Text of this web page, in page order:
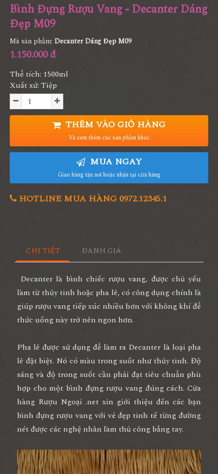
Bình Đựng Rượu Vang - Decanter Dáng
Đẹp M09
Mã sản phẩm: Decanter Dáng Đẹp M09
1.150.000 đ
Thể tích: 1500ml
Xuất xứ: Tiệp
THÊM VÀO GIỎ HÀNG
Và xem thêm các sản phẩm khác
MUA NGAY
Giao hàng tận nơi hoặc nhận tại cửa hàng
HOTLINE MUA HÀNG 0972.12345.1
CHI TIẾT ĐÁNH GIÁ
Decanter là bình chiếc rượu vang, được chủ yếu
làm từ thủy tinh hoặc pha lê, có công dụng chính là
giúp rượu vang tiếp xúc nhiều hơn với không khí để
thức uống này trở nên ngon hơn.
Pha lê được sử dụng để làm ra Decanter là loại pha
lê đặt biệt. Nó có màu trong suốt như thủy tinh. Độ
sáng và độ trong suốt cần phải đạt tiêu chuẩn phù
hợp cho một bình đựng rượu vang đúng cách. Cửa
hàng Rượu Ngoại .net xin giới thiệu đến các bạn
bình đựng rượu vang với vẻ đẹp tinh tế từng đường
nét được các nghệ nhân làm thủ công bẳng tay.